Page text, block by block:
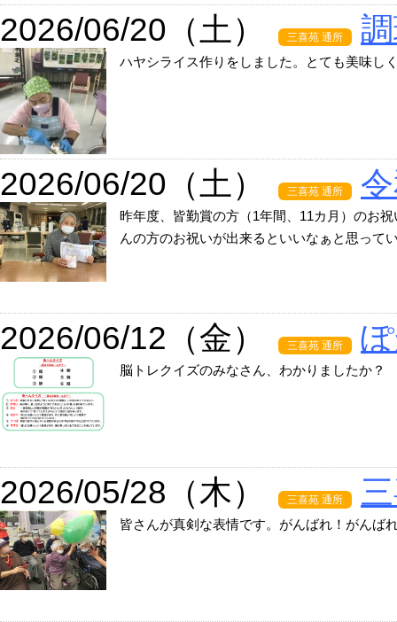
2026/06/20（土） 三喜苑 通所
ハヤシライス作りをしました。とても美味し
2026/06/20（土） 三喜苑 通所
昨年度、皆勤賞の方（1年間、11カ月）のお
んの方のお祝いが出来るといいなぁと思って
2026/06/12（金） 三喜苑 通所
脳トレクイズのみなさん、わかりましたか？
2026/05/28（木） 三喜苑 通所
皆さんが真剣な表情です。がんばれ！がんば